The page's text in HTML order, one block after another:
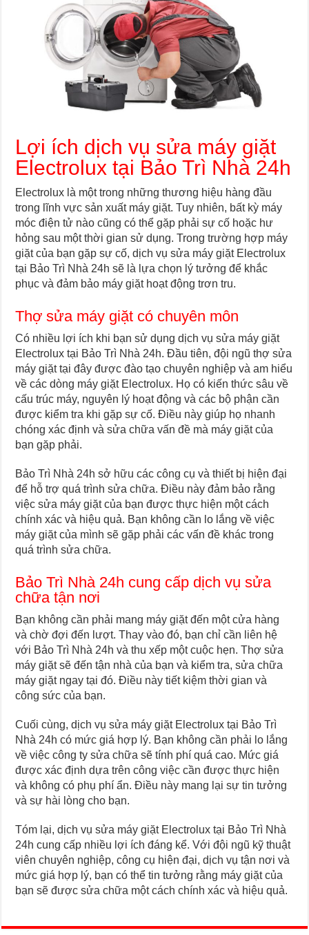
Lợi ích dịch vụ sửa máy giặt
Electrolux tại Bảo Trì Nhà 24h
Electrolux là một trong những thương hiệu hàng đầu
trong lĩnh vực sản xuất máy giặt. Tuy nhiên, bất kỳ máy
móc điện tử nào cũng có thể gặp phải sự cố hoặc hư
hỏng sau một thời gian sử dụng. Trong trường hợp máy
giặt của bạn gặp sự cố, dịch vụ sửa máy giặt Electrolux
tại Bảo Trì Nhà 24h sẽ là lựa chọn lý tưởng để khắc
phục và đảm bảo máy giặt hoạt động trơn tru.
Thợ sửa máy giặt có chuyên môn
Có nhiều lợi ích khi bạn sử dụng dịch vụ sửa máy giặt
Electrolux tại Bảo Trì Nhà 24h. Đầu tiên, đội ngũ thợ sửa
máy giặt tại đây được đào tạo chuyên nghiệp và am hiểu
về các dòng máy giặt Electrolux. Họ có kiến thức sâu về
cấu trúc máy, nguyên lý hoạt động và các bộ phận cần
được kiểm tra khi gặp sự cố. Điều này giúp họ nhanh
chóng xác định và sửa chữa vấn đề mà máy giặt của
bạn gặp phải.
Bảo Trì Nhà 24h sở hữu các công cụ và thiết bị hiện đại
để hỗ trợ quá trình sửa chữa. Điều này đảm bảo rằng
việc sửa máy giặt của bạn được thực hiện một cách
chính xác và hiệu quả. Bạn không cần lo lắng về việc
máy giặt của mình sẽ gặp phải các vấn đề khác trong
quá trình sửa chữa.
Bảo Trì Nhà 24h cung cấp dịch vụ sửa
chữa tận nơi
Bạn không cần phải mang máy giặt đến một cửa hàng
và chờ đợi đến lượt. Thay vào đó, bạn chỉ cần liên hệ
với Bảo Trì Nhà 24h và thu xếp một cuộc hẹn. Thợ sửa
máy giặt sẽ đến tận nhà của bạn và kiểm tra, sửa chữa
máy giặt ngay tại đó. Điều này tiết kiệm thời gian và
công sức của bạn.
Cuối cùng, dịch vụ sửa máy giặt Electrolux tại Bảo Trì
Nhà 24h có mức giá hợp lý. Bạn không cần phải lo lắng
về việc công ty sửa chữa sẽ tính phí quá cao. Mức giá
được xác định dựa trên công việc cần được thực hiện
và không có phụ phí ẩn. Điều này mang lại sự tin tưởng
và sự hài lòng cho bạn.
Tóm lại, dịch vụ sửa máy giặt Electrolux tại Bảo Trì Nhà
24h cung cấp nhiều lợi ích đáng kể. Với đội ngũ kỹ thuật
viên chuyên nghiệp, công cụ hiện đại, dịch vụ tận nơi và
mức giá hợp lý, bạn có thể tin tưởng rằng máy giặt của
bạn sẽ được sửa chữa một cách chính xác và hiệu quả.